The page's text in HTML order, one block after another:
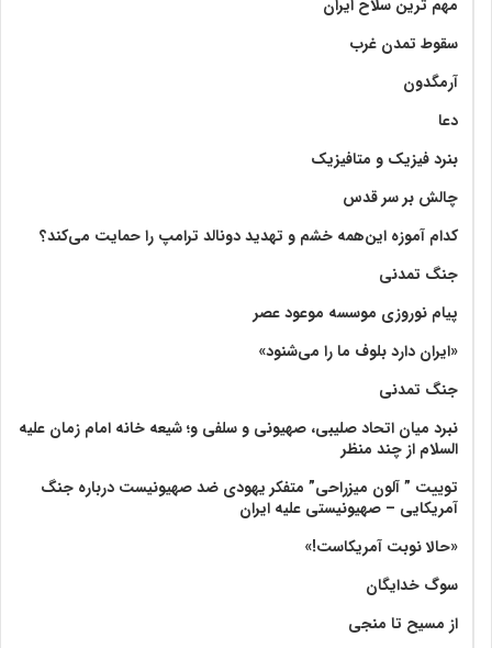
مهم ترین سلاح ایران
سقوط تمدن غرب
آرمگدون
دعا
بنرد فیزیک و متافیزیک
چالش بر سر قدس
کدام آموزه این‌همه خشم و تهدید دونالد ترامپ را حمایت می‌کند؟
جنگ تمدنی
پیام نوروزی موسسه موعود عصر
«ایران دارد بلوف ما را می‌شنود»
جنگ تمدنی
نبرد میان اتحاد صلیبی، صهیونی و سلفی و؛ شیعه خانه امام زمان علیه
السلام از چند منظر
توییت ” آلون میزراحی” متفکر یهودی ضد صهیونیست درباره جنگ
آمریکایی – صهیونیستی علیه ایران
«حالا نوبت آمریکاست!»
سوگ خدایگان
از مسیح تا منجی